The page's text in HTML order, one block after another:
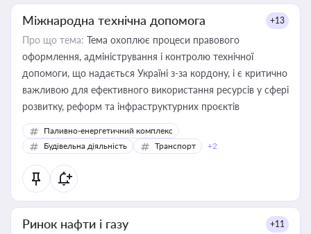
Міжнародна технічна допомога +13
Про що тема: Тема охоплює процеси правового
оформлення, адміністрування і контролю технічної
допомоги, що надається Україні з-за кордону, і є критично
важливою для ефективного використання ресурсів у сфері
розвитку, реформ та інфраструктурних проєктів
Паливно-енергетичний комплекс
Будівельна діяльність
Транспорт +2
Ринок нафти і газу +11